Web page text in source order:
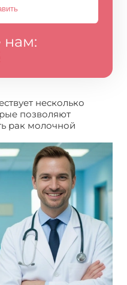
нам:
несколько
позволяют
рак молочной